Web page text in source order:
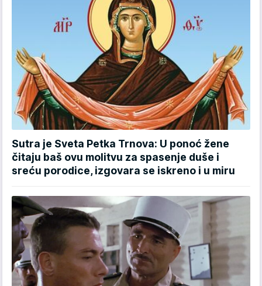
Sutra je Sveta Petka Trnova: U ponoć žene
čitaju baš ovu molitvu za spasenje duše i
sreću porodice, izgovara se iskreno i u miru